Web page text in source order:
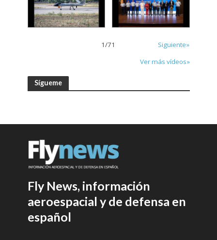
1/71
Siguiente»
Ver más vídeos»
Sígueme
Fly News, información
aeroespacial y de defensa en
español